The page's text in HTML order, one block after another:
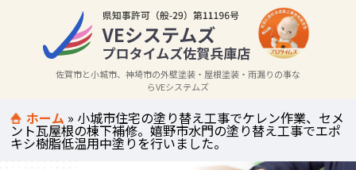
佐賀市と小城市、神埼市の外壁塗装・屋根塗装・雨漏りの事な
らVEシステムズ
ホーム » 小城市住宅の塗り替え工事でケレン作業、セメ
ント瓦屋根の棟下補修。嬉野市水門の塗り替え工事でエポ
キシ樹脂低温用中塗りを行いました。